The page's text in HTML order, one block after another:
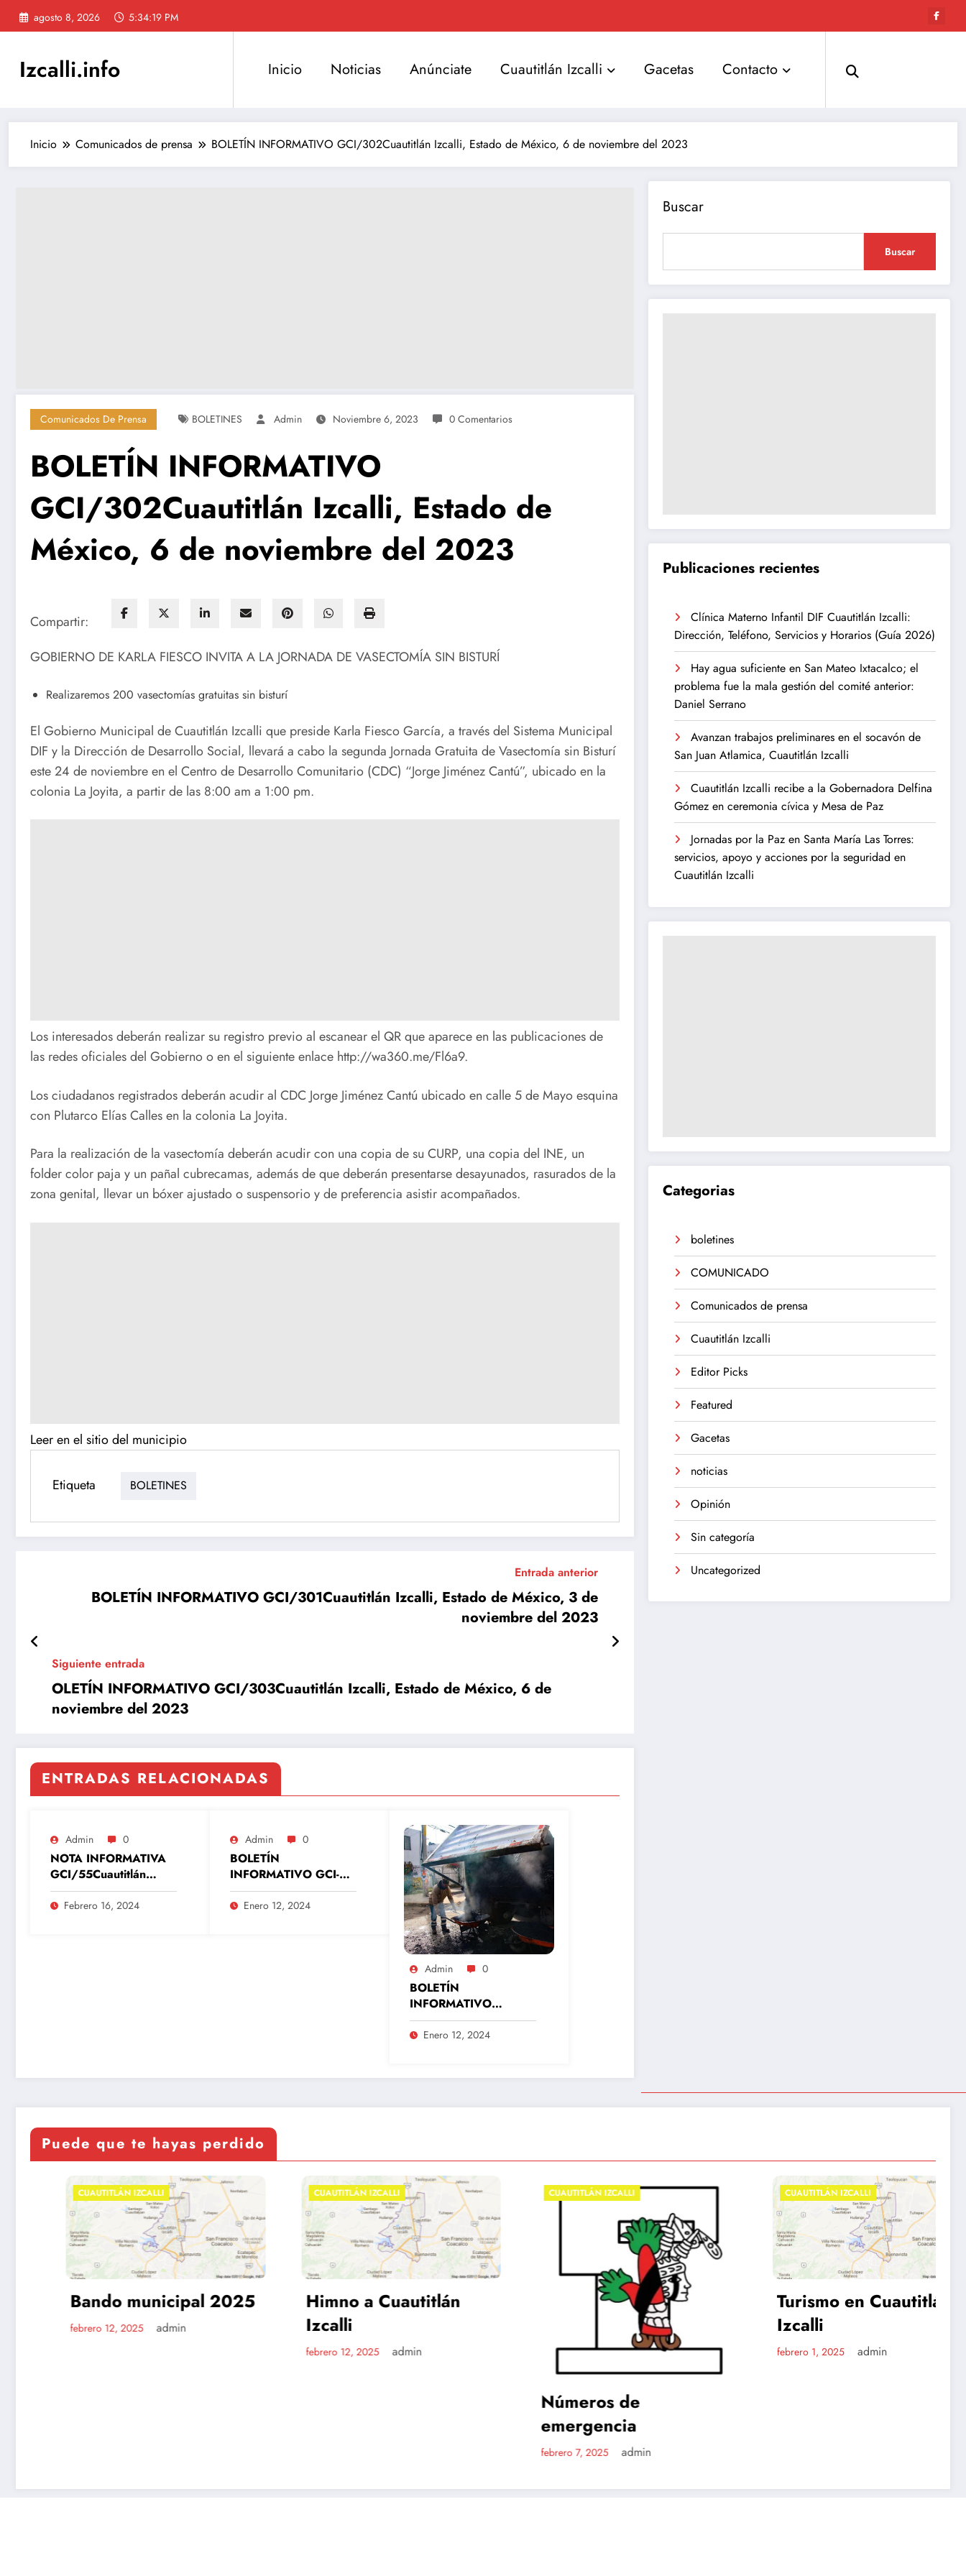
Saltar
agosto 8, 2026 5:34:19 PM
Izcalli.info Inicio Noticias Anúnciate Cuautitlán Izcalli Gacetas Contacto
Inicio Comunicados de prensa BOLETÍN INFORMATIVO GCI/302Cuautitlán Izcalli, Estado de México, 6 de noviembre del 2023
Comunicados De Prensa BOLETINES Admin Noviembre 6, 2023 0 Comentarios
BOLETÍN INFORMATIVO
GCI/302Cuautitlán Izcalli, Estado de
México, 6 de noviembre del 2023
Compartir:
GOBIERNO DE KARLA FIESCO INVITA A LA JORNADA DE VASECTOMÍA SIN BISTURÍ
Realizaremos 200 vasectomías gratuitas sin bisturí
El Gobierno Municipal de Cuautitlán Izcalli que preside Karla Fiesco García, a través del Sistema Municipal
DIF y la Dirección de Desarrollo Social, llevará a cabo la segunda Jornada Gratuita de Vasectomía sin Bisturí
este 24 de noviembre en el Centro de Desarrollo Comunitario (CDC) “Jorge Jiménez Cantú”, ubicado en la
colonia La Joyita, a partir de las 8:00 am a 1:00 pm.
Los interesados deberán realizar su registro previo al escanear el QR que aparece en las publicaciones de
las redes oficiales del Gobierno o en el siguiente enlace http://wa360.me/Fl6a9.
Los ciudadanos registrados deberán acudir al CDC Jorge Jiménez Cantú ubicado en calle 5 de Mayo esquina
con Plutarco Elías Calles en la colonia La Joyita.
Para la realización de la vasectomía deberán acudir con una copia de su CURP, una copia del INE, un
folder color paja y un pañal cubrecamas, además de que deberán presentarse desayunados, rasurados de la
zona genital, llevar un bóxer ajustado o suspensorio y de preferencia asistir acompañados.
Leer en el sitio del municipio
Etiqueta BOLETINES
Entrada anterior
BOLETÍN INFORMATIVO GCI/301Cuautitlán Izcalli, Estado de México, 3 de
noviembre del 2023
Siguiente entrada
OLETÍN INFORMATIVO GCI/303Cuautitlán Izcalli, Estado de México, 6 de
noviembre del 2023
ENTRADAS RELACIONADAS
Admin 0
NOTA INFORMATIVA
GCI/55Cuautitlán
Izcalli, Estado de
México, 16 de febrero
Febrero 16, 2024
Admin 0
BOLETÍN
INFORMATIVO GCI-
OPERAGUA/020Cuau
titlán Izcalli, Estado de
Enero 12, 2024
Admin 0
BOLETÍN
INFORMATIVO
GCI/019Cuautitlán
Izcalli, Estado de
Enero 12, 2024
Buscar
Buscar
Publicaciones recientes
Clínica Materno Infantil DIF Cuautitlán Izcalli:
Dirección, Teléfono, Servicios y Horarios (Guía 2026)
Hay agua suficiente en San Mateo Ixtacalco; el
problema fue la mala gestión del comité anterior:
Daniel Serrano
Avanzan trabajos preliminares en el socavón de
San Juan Atlamica, Cuautitlán Izcalli
Cuautitlán Izcalli recibe a la Gobernadora Delfina
Gómez en ceremonia cívica y Mesa de Paz
Jornadas por la Paz en Santa María Las Torres:
servicios, apoyo y acciones por la seguridad en
Cuautitlán Izcalli
Categorias
boletines
COMUNICADO
Comunicados de prensa
Cuautitlán Izcalli
Editor Picks
Featured
Gacetas
noticias
Opinión
Sin categoría
Uncategorized
Puede que te hayas perdido
CUAUTITLÁN IZCALLI
Bando municipal 2025
febrero 12, 2025 admin
CUAUTITLÁN IZCALLI
Himno a Cuautitlán
Izcalli
febrero 12, 2025 admin
CUAUTITLÁN IZCALLI
Números de
emergencia
febrero 7, 2025 admin
CUAUTITLÁN IZCALLI
Turismo en Cuautitlán
Izcalli
febrero 1, 2025 admin